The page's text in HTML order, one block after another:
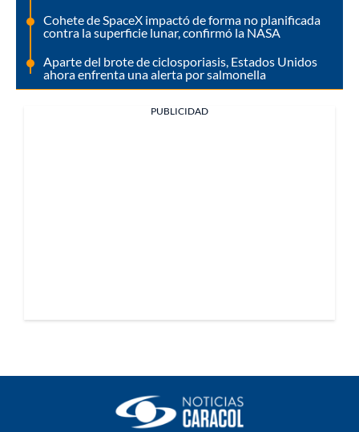
Cohete de SpaceX impactó de forma no planificada
contra la superficie lunar, confirmó la NASA
Aparte del brote de ciclosporiasis, Estados Unidos
ahora enfrenta una alerta por salmonella
PUBLICIDAD